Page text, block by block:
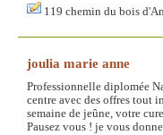
119 chemin du bois
joulia marie anne
Professionnelle diplomée
centre avec des offres tout
semaine de jeûne, votre
Pausez vous ! je vous